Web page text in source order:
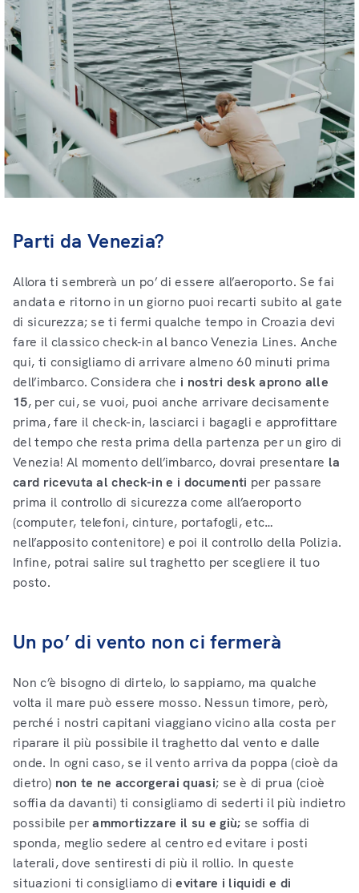
Parti da Venezia?
Allora ti sembrerà un po’ di essere all’aeroporto. Se fai
andata e ritorno in un giorno puoi recarti subito al gate
di sicurezza; se ti fermi qualche tempo in Croazia devi
fare il classico check-in al banco Venezia Lines. Anche
qui, ti consigliamo di arrivare almeno 60 minuti prima
dell’imbarco. Considera che i nostri desk aprono alle
15, per cui, se vuoi, puoi anche arrivare decisamente
prima, fare il check-in, lasciarci i bagagli e approfittare
del tempo che resta prima della partenza per un giro di
Venezia! Al momento dell’imbarco, dovrai presentare la
card ricevuta al check-in e i documenti per passare
prima il controllo di sicurezza come all’aeroporto
(computer, telefoni, cinture, portafogli, etc…
nell’apposito contenitore) e poi il controllo della Polizia.
Infine, potrai salire sul traghetto per scegliere il tuo
posto.
Un po’ di vento non ci fermerà
Non c’è bisogno di dirtelo, lo sappiamo, ma qualche
volta il mare può essere mosso. Nessun timore, però,
perché i nostri capitani viaggiano vicino alla costa per
riparare il più possibile il traghetto dal vento e dalle
onde. In ogni caso, se il vento arriva da poppa (cioè da
dietro) non te ne accorgerai quasi; se è di prua (cioè
soffia da davanti) ti consigliamo di sederti il più indietro
possibile perammortizzare il su e giù; se soffia di
sponda, meglio sedere al centro ed evitare i posti
laterali, dove sentiresti di più il rollio. In queste
situazioni ti consigliamo dievitare i liquidi e di